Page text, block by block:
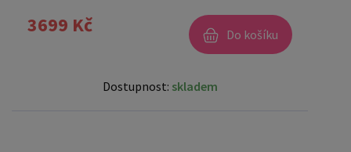
3699 Kč Do košíku
Dostupnost: skladem